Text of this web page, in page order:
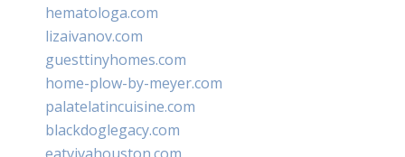
hematologa.com
lizaivanov.com
guesttinyhomes.com
home-plow-by-meyer.com
palatelatincuisine.com
blackdoglegacy.com